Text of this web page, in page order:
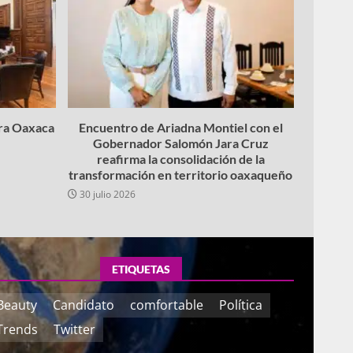
Oaxaca
Encuentro de Ariadna Montiel con el
Gobernador Salomón Jara Cruz
reafirma la consolidación de la
transformación en territorio oaxaqueño
30 julio 2026
ETIQUETAS
Candidato comfortable
Política
Twitter